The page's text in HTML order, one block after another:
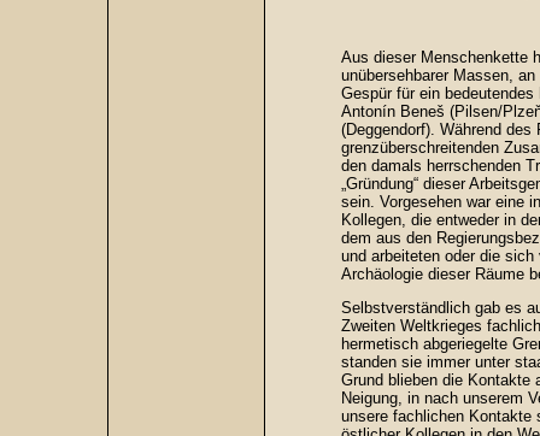
Aus dieser Menschenkette
unübersehbarer Massen,
Gespür für ein
Antonín Beneš (Pilsen/
(Deggendorf). Während
grenzüberschreitenden
den damals herrschenden
„Gründung“ dieser
sein. Vorgesehen war eine
Kollegen, die entweder in
dem aus den
und arbeiteten oder die
Archäologie dieser Räume
Selbstverständlich gab es
Zweiten Weltkrieges
hermetisch abgeriegelte
standen sie immer unter
Grund blieben die Kontakte
Neigung, in nach unserem
unsere fachlichen Kontakte